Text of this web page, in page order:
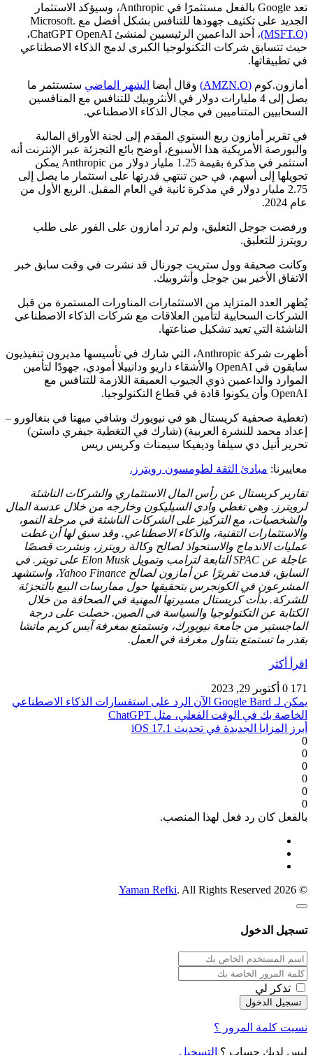
تعد Google بالفعل مستثمرًا في Anthropic، وسيؤكد الاستثمار
الجديد على تكثيف جهودها للتنافس بشكل أفضل مع Microsoft.
(MSFT.O)
، أحد الداعمين الرئيسيين لمنشئ ChatGPT OpenAI،
حيث تتسابق شركات التكنولوجيا الكبرى لدمج الذكاء الاصطناعي
في تطبيقاتها.
أمازون.كوم (AMZN.O) وقال أيضا الشهر الماضي ستستثمر ما
يصل إلى 4 مليارات دولار في الأنثروبيك للتنافس مع المنافسين
السحابيين المتناميين في مجال الذكاء الاصطناعي.
في تقرير أمازون ربع السنوي المقدم إلى لجنة الأوراق المالية
والبورصة الأمريكية هذا الأسبوع، أوضح بائع التجزئة عبر الإنترنت أنه
استثمر في مذكرة بقيمة 1.25 مليار دولار من Anthropic يمكن
تحويلها إلى أسهم، في حين تنتهي قدرتها على استثمار ما يصل إلى
2.75 مليار دولار في مذكرة ثانية في العام المقبل. الربع الأول من
عام 2024.
ورفضت جوجل التعليق، ولم ترد أمازون على الفور على طلب
رويترز للتعليق.
وكانت صحيفة وول ستريت جورنال قد نشرت في وقت سابق خبر
الاتفاق الأخير بين جوجل وأنثروبيك.
يُظهر العدد المتزايد من الاستثمارات المناورات المستمرة من قبل
الشركات السحابية لتأمين العلاقات مع شركات الذكاء الاصطناعي
الناشئة التي تعيد تشكيل صناعتها.
أظهرت شركة Anthropic، التي شارك في تأسيسها مديرون تنفيذيون
سابقون في OpenAI والأشقاء داريو ودانييلا أمودي، جهودًا لتأمين
الموارد والداعمين ذوي الجيوب العميقة اللازمة للتنافس مع
OpenAI وأن يكونوا قادة في قطاع التكنولوجيا.
(تغطية صحفية كريستال هو في نيويورك وشافي ميهتا في بنغالورو –
إعداد محمد للنشرة العربية) (شارك في التغطية جيفري داستن)
تحرير أنيل دي سيلفا وديفيكا سيمناث وكريس ريس
معاييرنا: مبادئ الثقة لطومسون رويترز.
تقارير كريستال عن رأس المال الاستثماري والشركات الناشئة
لرويترز. وهي تغطي وادي السيليكون وخارجه من خلال عدسة المال
والشخصيات، مع التركيز على الشركات الناشئة في مرحلة النمو،
والاستثمارات التقنية، والذكاء الاصطناعي. وقد سبق لها أن غطت
عمليات الاندماج والاستحواذ لصالح وكالة رويترز، ونشرت قصصًا
عاجلة عن SPAC التابعة لترامب وتمويل Elon Musk على تويتر. في
السابق، قدمت تقريرًا عن أمازون لصالح Yahoo Finance، واستشهد
المشرعون في الكونجرس بتحقيقها حول ممارسات البيع بالتجزئة
للشركة. بدأت كريستال مسيرتها المهنية في الصحافة من خلال
الكتابة عن التكنولوجيا والسياسة في الصين. حصلت على درجة
الماجستير من جامعة نيويورك، وتستمتع بمغرفة آيس كريم ماتشا
بقدر ما تستمتع بتناول مغرفة في العمل.
اقرأ أكثر
171
0 أكتوبر 29, 2023
يمكن لـ Google Bard الآن الرد على استفسارات الذكاء الاصطناعي
الخاصة بك في الوقت الفعلي، مثل ChatGPT
أبرز المزايا الجديدة في تحديث iOS 17.1
0
0
0
0
0
0
بالفعل كان رد فعل لهذا المنصب.
© 2026
Yaman Refki. All Rights Reserved
تسجيل الدخول
تذكر لي
نسيت كلمة المرور ؟
ليس لديك حساب ؟ التسجيل